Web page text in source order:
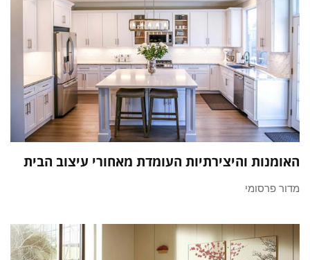
האומנות והיצירתיות העומדת מאחורי עיצוב הבית
מדור פרסומי